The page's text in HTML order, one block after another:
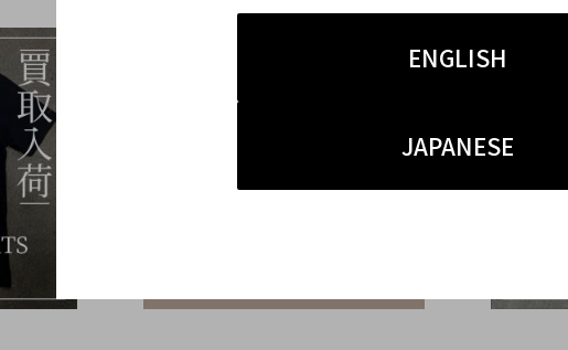
ENGLISH
JAPANESE
チーフを渋谷・原宿・表参道エリ
ブランド
へ